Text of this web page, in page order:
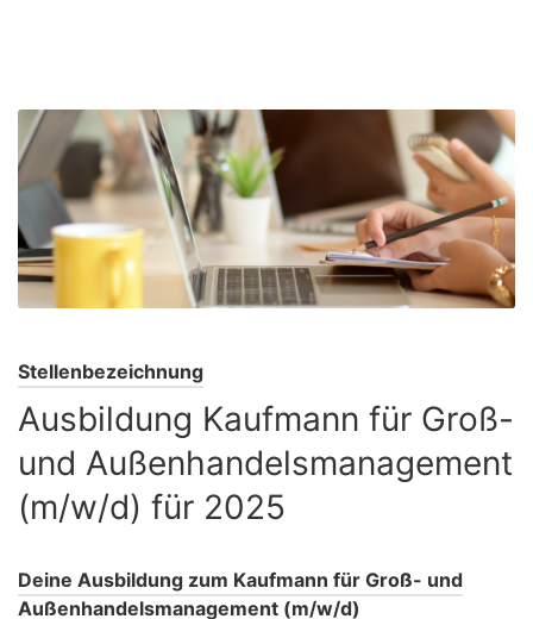
Stellenbezeichnung
Ausbildung Kaufmann für Groß-
und Außenhandelsmanagement
(m/w/d) für 2025
Deine Ausbildung zum Kaufmann für Groß- und
Außenhandelsmanagement (m/w/d)